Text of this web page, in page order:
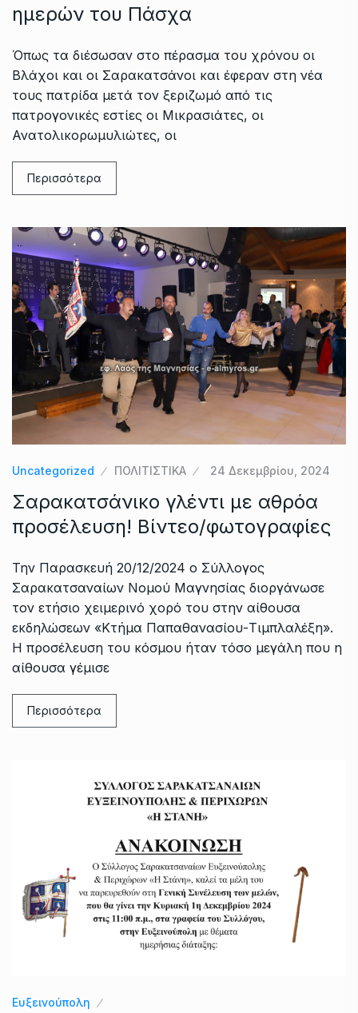
ημερών του Πάσχα
Όπως τα διέσωσαν στο πέρασμα του χρόνου οι
Βλάχοι και οι Σαρακατσάνοι και έφεραν στη νέα
τους πατρίδα μετά τον ξεριζωμό από τις
πατρογονικές εστίες οι Μικρασιάτες, οι
Ανατολικορωμυλιώτες, οι
Περισσότερα
Uncategorized ΠΟΛΙΤΙΣΤΙΚΑ 24 Δεκεμβρίου, 2024
Σαρακατσάνικο γλέντι με αθρόα
προσέλευση! Βίντεο/φωτογραφίες
Την Παρασκευή 20/12/2024 ο Σύλλογος
Σαρακατσαναίων Νομού Μαγνησίας διοργάνωσε
τον ετήσιο χειμερινό χορό του στην αίθουσα
εκδηλώσεων «Κτήμα Παπαθανασίου-Τιμπλαλέξη».
Η προσέλευση του κόσμου ήταν τόσο μεγάλη που η
αίθουσα γέμισε
Περισσότερα
Ευξεινούπολη